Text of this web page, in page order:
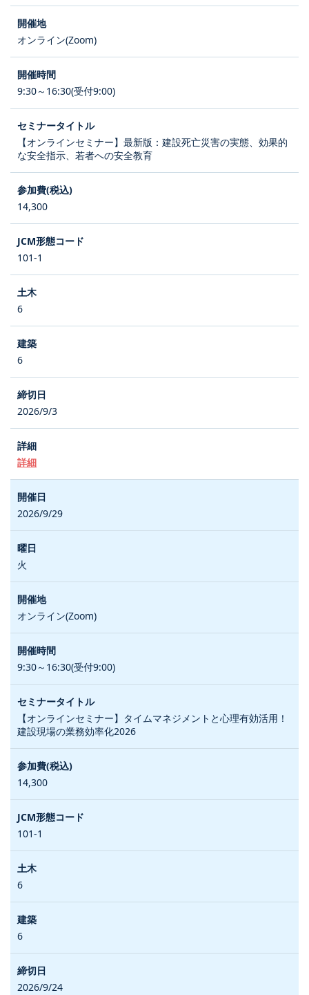
オンライン(Zoom)
9:30～16:30(受付9:00)
【オンラインセミナー】最新版：建設死亡災害の実態、効果的
な安全指示、若者への安全教育
14,300
101-1
6
6
2026/9/3
詳細
2026/9/29
火
オンライン(Zoom)
9:30～16:30(受付9:00)
【オンラインセミナー】タイムマネジメントと心理有効活用！
建設現場の業務効率化2026
14,300
101-1
6
6
2026/9/24